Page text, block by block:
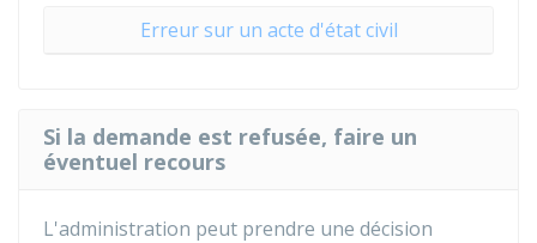
Erreur sur un acte d'état civil
Si la demande est refusée, faire un
éventuel recours
L'administration peut prendre une décision